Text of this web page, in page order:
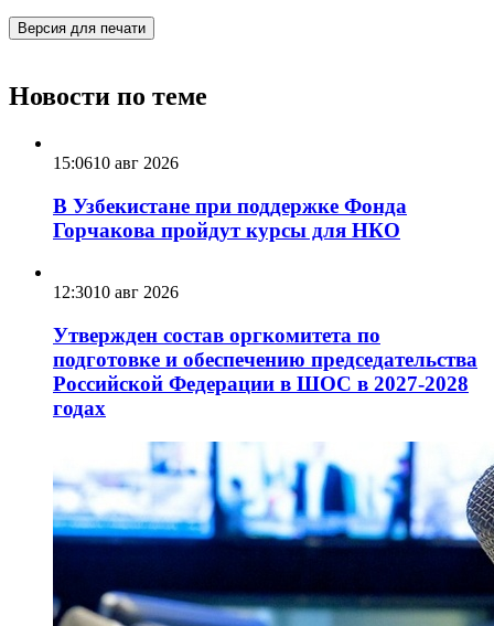
Версия для печати
Новости по теме
15:0610 авг 2026
В Узбекистане при поддержке Фонда
Горчакова пройдут курсы для НКО
12:3010 авг 2026
Утвержден состав оргкомитета по
подготовке и обеспечению председательства
Российской Федерации в ШОС в 2027-2028
годах